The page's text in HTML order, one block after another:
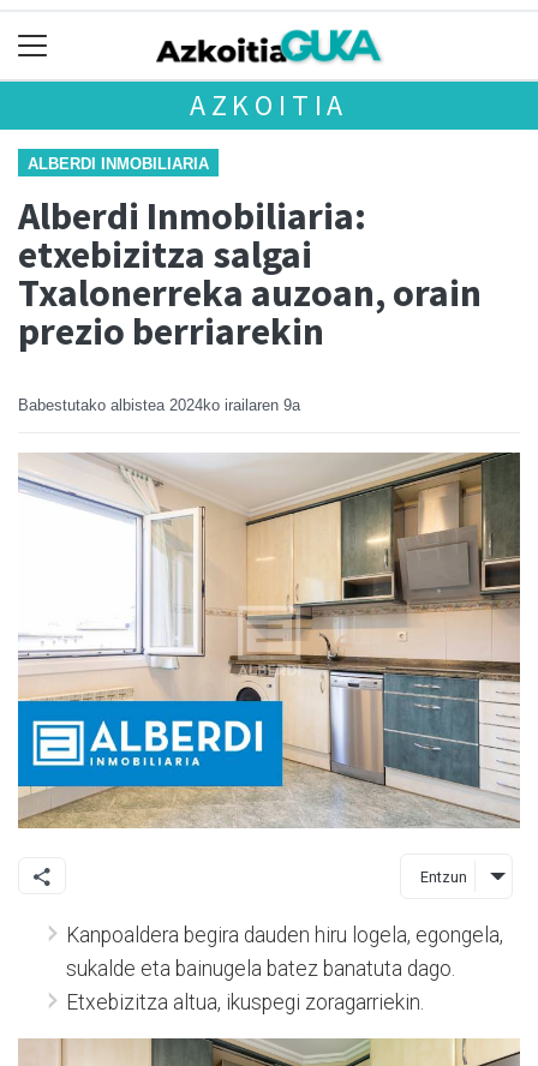
AZKOITIA
ALBERDI INMOBILIARIA
Alberdi Inmobiliaria:
etxebizitza salgai
Txalonerreka auzoan, orain
prezio berriarekin
Babestutako albistea 2024ko irailaren 9a
Entzun
Kanpoaldera begira dauden hiru logela, egongela,
sukalde eta bainugela batez banatuta dago.
Etxebizitza altua, ikuspegi zoragarriekin.